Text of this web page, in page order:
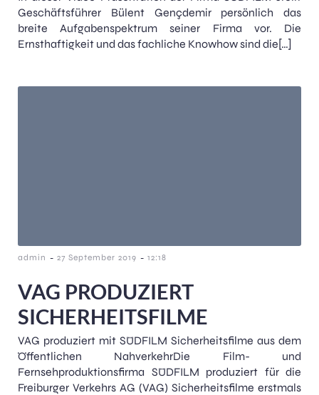
Geschäftsführer Bülent Gençdemir persönlich das
breite Aufgabenspektrum seiner Firma vor. Die
Ernsthaftigkeit und das fachliche Knowhow sind die[…]
admin - 27 September 2019 - 12:18
VAG PRODUZIERT
SICHERHEITSFILME
VAG produziert mit SÜDFILM Sicherheitsfilme aus dem
Öffentlichen NahverkehrDie Film- und
Fernsehproduktionsfirma SÜDFILM produziert für die
Freiburger Verkehrs AG (VAG) Sicherheitsfilme erstmals